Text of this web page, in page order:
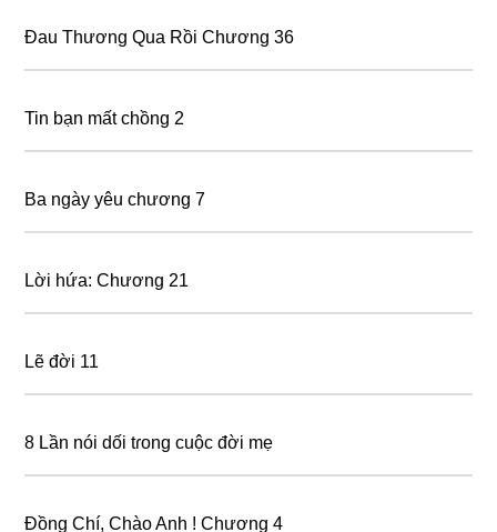
Đau Thương Qua Rồi Chương 36
Tin bạn mất chồng 2
Ba ngày yêu chương 7
Lời hứa: Chương 21
Lẽ đời 11
8 Lần nói dối tɾong cuộc đời mẹ
Đồng Chí, Chào Anh ! Chương 4